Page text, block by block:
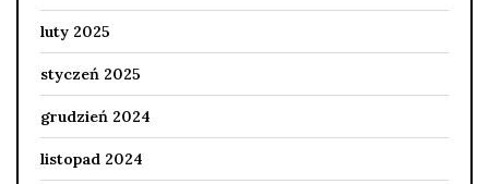
luty 2025
styczeń 2025
grudzień 2024
listopad 2024